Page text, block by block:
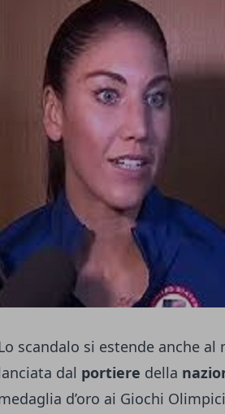
scandalo si estende anche
dal portiere della
d’oro ai Giochi